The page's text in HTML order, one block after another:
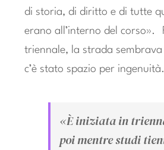
di storia, di diritto e di tutte
erano all’interno del corso».
triennale, la strada
c’è stato spazio per ingenuità.
«È iniziata in
poi mentre studi